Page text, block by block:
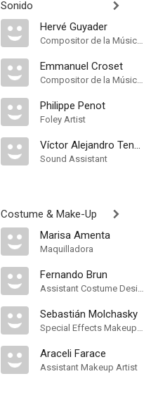
Sonido
Hervé Guyader
Compositor de la Música Original, Sound Designer
Emmanuel Croset
Compositor de la Música Original, Sound Mixer
Philippe Penot
Foley Artist
Víctor Alejandro Tendler
Sound Assistant
Costume & Make-Up
Marisa Amenta
Maquilladora
Fernando Brun
Assistant Costume Designer
Sebastián Molchasky
Special Effects Makeup Artist
Araceli Farace
Assistant Makeup Artist